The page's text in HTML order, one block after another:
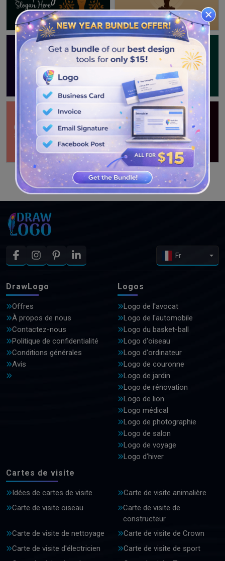
VOIR PLUS DE CONCEPTIONS
Fr
DrawLogo
Offres
À propos de nous
Contactez-nous
Politique de confidentialité
Conditions générales
Avis
Logos
Logo de l'avocat
Logo de l'automobile
Logo du basket-ball
Logo d'oiseau
Logo d'ordinateur
Logo de couronne
Logo de jardin
Logo de rénovation
Logo de lion
Logo médical
Logo de photographie
Logo de salon
Logo de voyage
Logo d'hiver
Cartes de visite
Idées de cartes de visite
Carte de visite animalière
Carte de visite oiseau
Carte de visite de
constructeur
Carte de visite de nettoyage
Carte de visite de Crown
Carte de visite d'électricien
Carte de visite de sport